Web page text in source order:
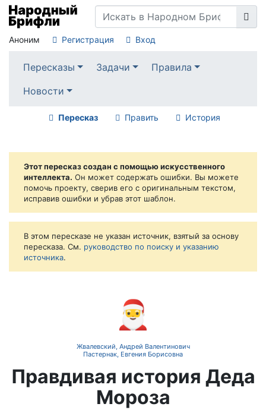
Аноним Регистрация Вход
Пересказы Задачи
Правила
Новости
Пересказ Править История
Этот пересказ создан с помощью искусственного
интеллекта. Он может содержать ошибки. Вы можете
помочь проекту, сверив его с оригинальным текстом,
исправив ошибки и убрав этот шаблон.
В этом пересказе не указан источник, взятый за основу
пересказа. См. руководство по поиску и указанию
источника.
🎅
Жвалевский, Андрей Валентинович
Пастернак, Евгения Борисовна
Правдивая история Деда
Мороза